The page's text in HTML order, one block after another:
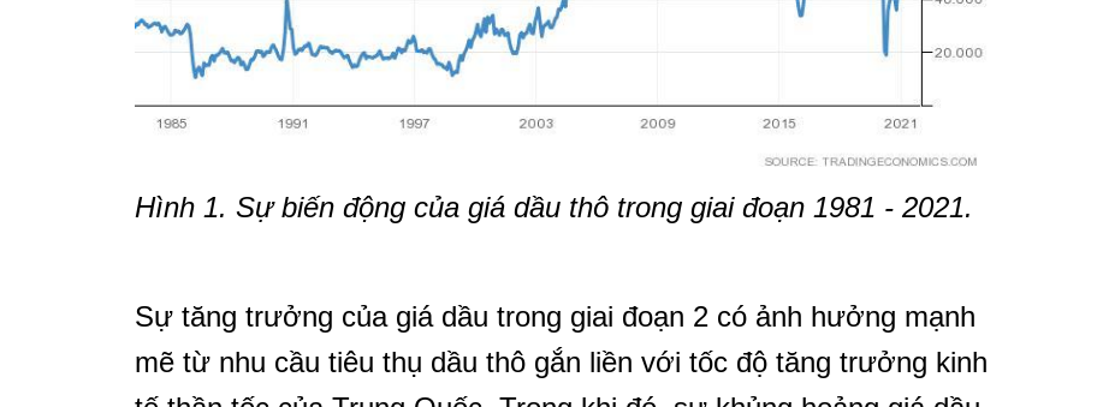
Hình 1. Sự biến động của giá dầu thô trong giai đoạn 1981 - 2021.
Sự tăng trưởng của giá dầu trong giai đoạn 2 có ảnh hưởng mạnh
mẽ từ nhu cầu tiêu thụ dầu thô gắn liền với tốc độ tăng trưởng kinh